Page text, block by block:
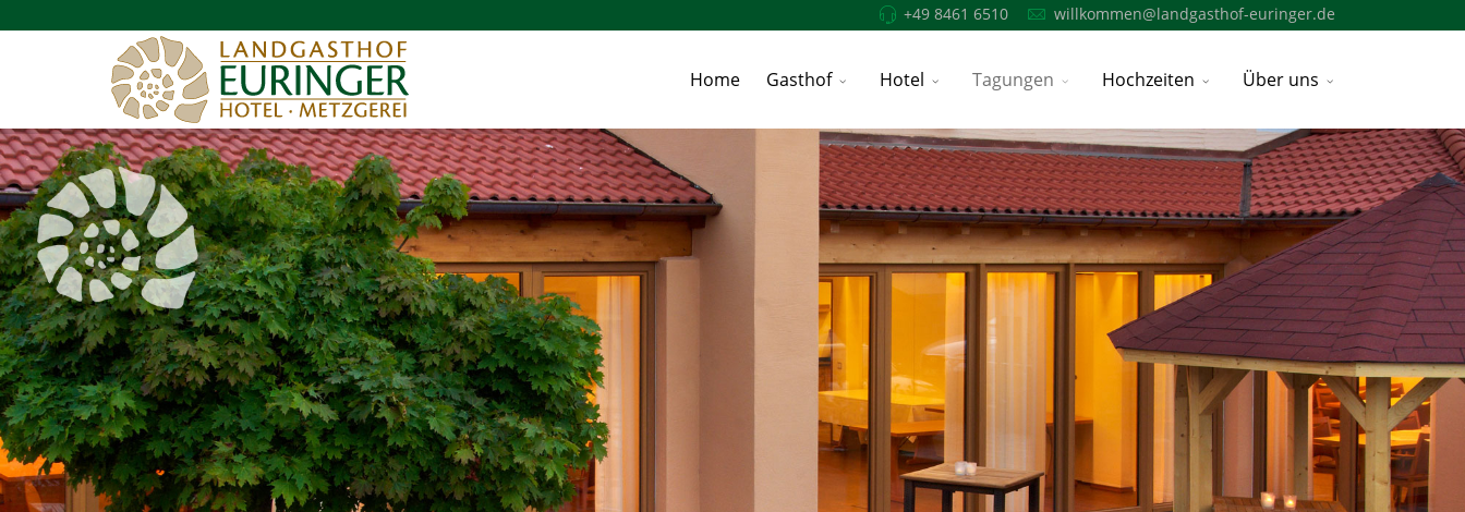
+49 8461 6510 willkommen@landgasthof-euringer.de
Home Gasthof Hotel Tagungen Hochzeiten Über uns